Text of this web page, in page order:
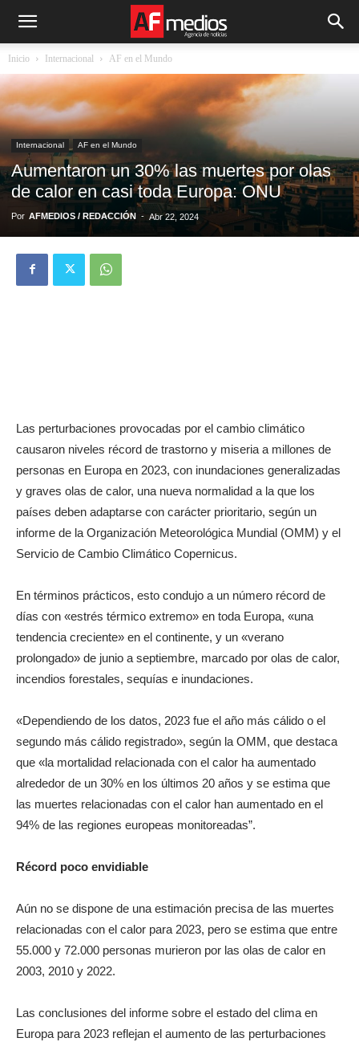
Inicio Internacional AF en el Mundo
Internacional AF en el Mundo
Aumentaron un 30% las muertes por olas
de calor en casi toda Europa: ONU
Por AFMEDIOS / REDACCIÓN - Abr 22, 2024
Las perturbaciones provocadas por el cambio climático
causaron niveles récord de trastorno y miseria a millones de
personas en Europa en 2023, con inundaciones generalizadas
y graves olas de calor, una nueva normalidad a la que los
países deben adaptarse con carácter prioritario, según un
informe de la Organización Meteorológica Mundial (OMM) y el
Servicio de Cambio Climático Copernicus.
En términos prácticos, esto condujo a un número récord de
días con «estrés térmico extremo» en toda Europa, «una
tendencia creciente» en el continente, y un «verano
prolongado» de junio a septiembre, marcado por olas de calor,
incendios forestales, sequías e inundaciones.
«Dependiendo de los datos, 2023 fue el año más cálido o el
segundo más cálido registrado», según la OMM, que destaca
que «la mortalidad relacionada con el calor ha aumentado
alrededor de un 30% en los últimos 20 años y se estima que
las muertes relacionadas con el calor han aumentado en el
94% de las regiones europeas monitoreadas”.
Récord poco envidiable
Aún no se dispone de una estimación precisa de las muertes
relacionadas con el calor para 2023, pero se estima que entre
55.000 y 72.000 personas murieron por las olas de calor en
2003, 2010 y 2022.
Las conclusiones del informe sobre el estado del clima en
Europa para 2023 reflejan el aumento de las perturbaciones